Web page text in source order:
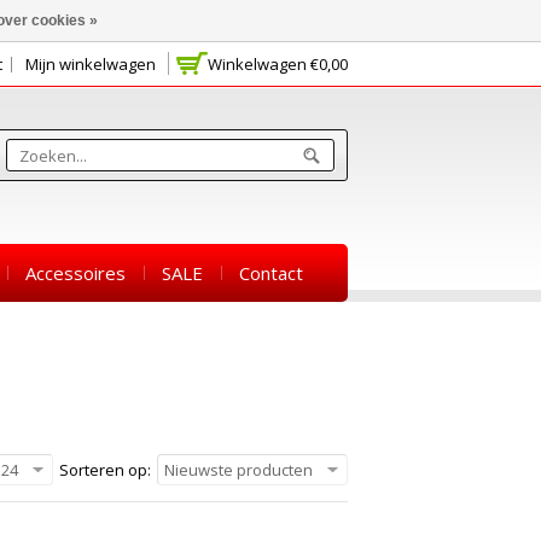
Winkelwagen €0,00
Mijn winkelwagen
Accessoires SALE Contact
Sorteren op: Nieuwste producten
24
cookies »